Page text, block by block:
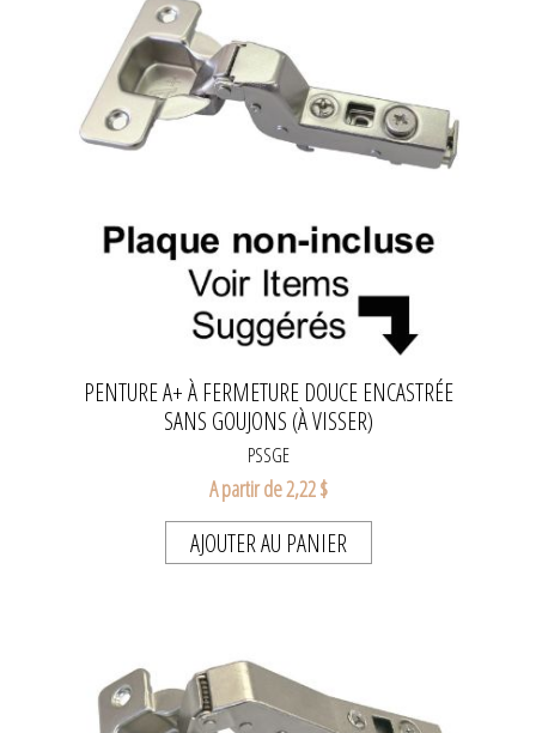
PENTURE A+ À FERMETURE DOUCE ENCASTRÉE
SANS GOUJONS (À VISSER)
PSSGE
A partir de 2,22 $
AJOUTER AU PANIER